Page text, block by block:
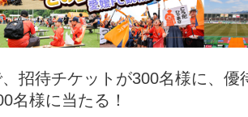
招待チケットが300名様に、優
名様に当たる！